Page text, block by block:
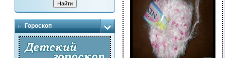
Гороскоп